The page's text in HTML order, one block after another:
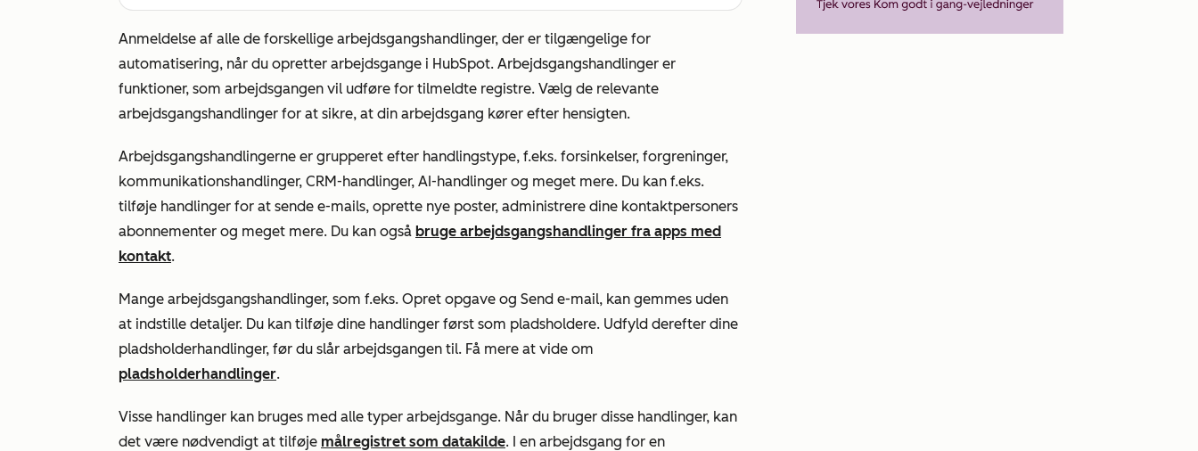
Anmeldelse af alle de forskellige arbejdsgangshandlinger, der er tilgængelige for
automatisering, når du opretter arbejdsgange i HubSpot. Arbejdsgangshandlinger er
funktioner, som arbejdsgangen vil udføre for tilmeldte registre. Vælg de relevante
arbejdsgangshandlinger for at sikre, at din arbejdsgang kører efter hensigten.
Arbejdsgangshandlingerne er grupperet efter handlingstype, f.eks. forsinkelser, forgreninger,
kommunikationshandlinger, CRM-handlinger, AI-handlinger og meget mere. Du kan f.eks.
tilføje handlinger for at sende e-mails, oprette nye poster, administrere dine kontaktpersoners
abonnementer og meget mere. Du kan også bruge arbejdsgangshandlinger fra apps med
kontakt.
Mange arbejdsgangshandlinger, som f.eks. Opret opgave og Send e-mail, kan gemmes uden
at indstille detaljer. Du kan tilføje dine handlinger først som pladsholdere. Udfyld derefter dine
pladsholderhandlinger, før du slår arbejdsgangen til. Få mere at vide om
pladsholderhandlinger.
Visse handlinger kan bruges med alle typer arbejdsgange. Når du bruger disse handlinger, kan
det være nødvendigt at tilføje målregistret som datakilde. I en arbejdsgang for en